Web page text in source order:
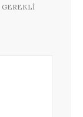
GEREKLI